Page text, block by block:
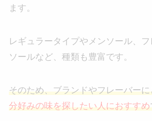
ます。
レギュラータイプやメンソール、
ソールなど、種類も豊富です。
そのため、ブランドやフレーバー
分好みの味を探したい人におすすめ